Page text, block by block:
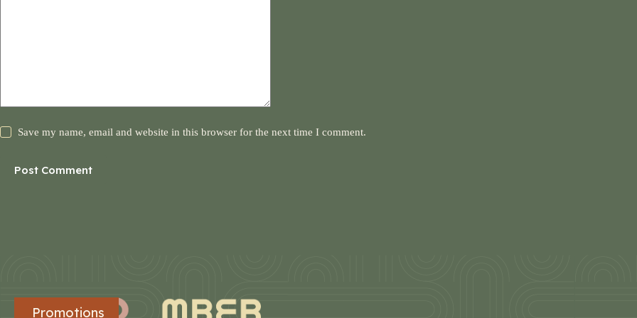
Save my name, email and website in this browser for the next time I comment.
Post Comment
Promotions